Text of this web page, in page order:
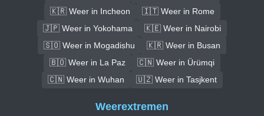
🇰🇷 Weer in Incheon
🇮🇹 Weer in Rome
🇯🇵 Weer in Yokohama
🇰🇪 Weer in Nairobi
🇸🇴 Weer in Mogadishu
🇰🇷 Weer in Busan
🇧🇴 Weer in La Paz
🇨🇳 Weer in Ürümqi
🇨🇳 Weer in Wuhan
🇺🇿 Weer in Tasjkent
Weerextremen